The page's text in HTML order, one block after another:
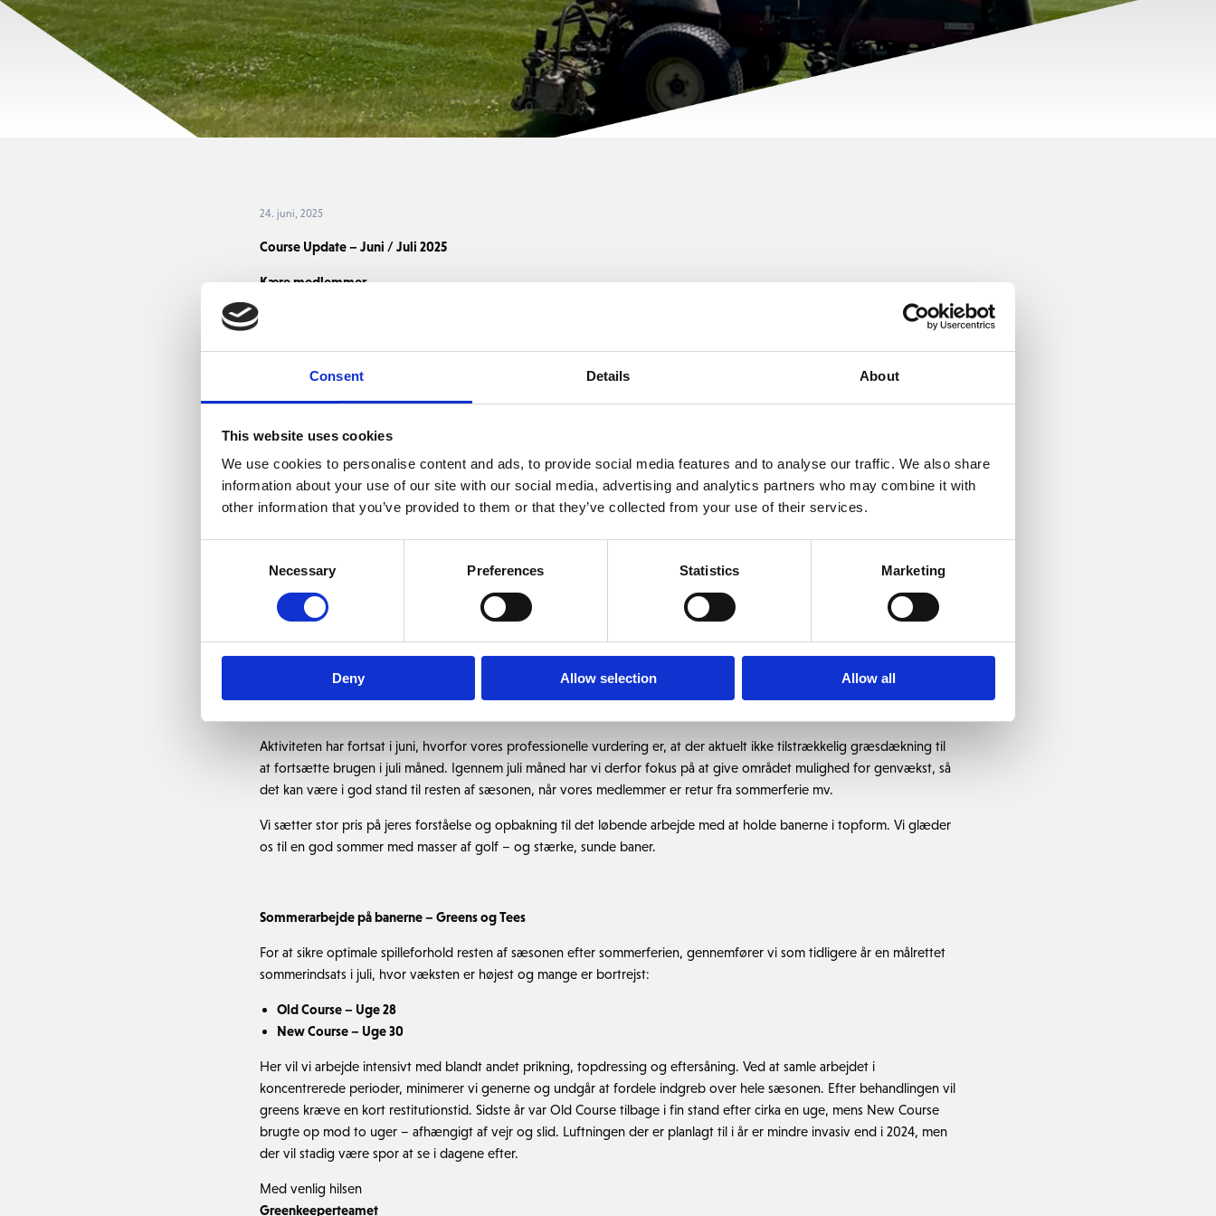
Consent Details About
This website uses cookies
We use cookies to personalise content and ads, to provide social media features and to analyse our traffic. We also share
information about your use of our site with our social media, advertising and analytics partners who may combine it with
other information that you’ve provided to them or that they’ve collected from your use of their services.
Necessary Preferences Statistics Marketing
Deny Allow selection Allow all
24. juni, 2025
Course Update – Juni / Juli 2025
Kære medlemmer,
Efter et usædvanligt tørt forår, hvor vi igen fik glæde af vores investering i vandreservoir bag New 14. green, lykkedes
forhold til at forebygge svampesygdomme, som vi ved vil være en udfordring i det varme og fugtige vejr, vi oplever
netop nu.
Et af de største problemer på danske golfbaner i øjeblikket er Dollar Spot
. Denne svampesygdom trives i netop de
betingelser vi har i år, og det er kun tilladt at behandle greens med svampemidler. Derfor har vi stort fokus på
forebyggelse gennem sunde vækstforhold og stærkt græs – især på fairways, tees og semirough, hvor vi alene må
været benyttet flittigt fra sæsonstart til og med maj, hvor vores medlemmer og inviterede gæster har spillet 8.479
Aktiviteten har fortsat i juni, hvorfor vores professionelle vurdering er, at der aktuelt ikke tilstrækkelig græsdækning til
at fortsætte brugen i juli måned. Igennem juli måned har vi derfor fokus på at give området mulighed for genvækst, så
det kan være i god stand til resten af sæsonen, når vores medlemmer er retur fra sommerferie mv.
Vi sætter stor pris på jeres forståelse og opbakning til det løbende arbejde med at holde banerne i topform. Vi glæder
os til en god sommer med masser af golf – og stærke, sunde baner.
Sommerarbejde på banerne – Greens og Tees
For at sikre optimale spilleforhold resten af sæsonen efter sommerferien, gennemfører vi som tidligere år en målrettet
sommerindsats i juli, hvor væksten er højest og mange er bortrejst:
Old Course – Uge 28
New Course – Uge 30
Her vil vi arbejde intensivt med blandt andet prikning, topdressing og eftersåning. Ved at samle arbejdet i
koncentrerede perioder, minimerer vi generne og undgår at fordele indgreb over hele sæsonen. Efter behandlingen vil
greens kræve en kort restitutionstid. Sidste år var Old Course tilbage i fin stand efter cirka en uge, mens New Course
brugte op mod to uger – afhængigt af vejr og slid. Luftningen der er planlagt til i år er mindre invasiv end i 2024, men
der vil stadig være spor at se i dagene efter.
Med venlig hilsen
Greenkeeperteamet